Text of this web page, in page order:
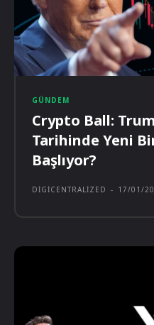
GÜNDEM
Crypto Ball:
Tarihinde Yeni
Başlıyor?
DIGICENTRALIZED - 17/01/